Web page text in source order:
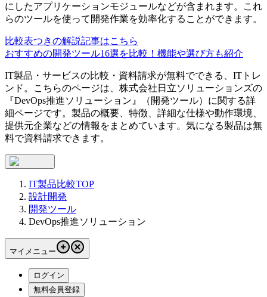
にしたアプリケーションモジュールなどが含まれます。これ
らのツールを使って開発作業を効率化することができます。
比較表つきの解説記事はこちら
おすすめの開発ツール16選を比較！機能や選び方も紹介
IT製品・サービスの比較・資料請求が無料でできる、ITトレ
ンド。こちらのページは、 株式会社日立ソリューションズの
『DevOps推進ソリューション 』（ 開発ツール）に関する詳
細ページです。製品の概要、特徴、詳細な仕様や動作環境、
提供元企業などの情報をまとめています。気になる製品は無
料で資料請求できます。
IT製品比較TOP
設計開発
開発ツール
DevOps推進ソリューション
マイメニュー
ログイン
無料会員登録